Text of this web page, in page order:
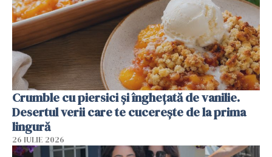
Crumble cu piersici și înghețată de vanilie.
Desertul verii care te cucerește de la prima
lingură
26 IULIE 2026